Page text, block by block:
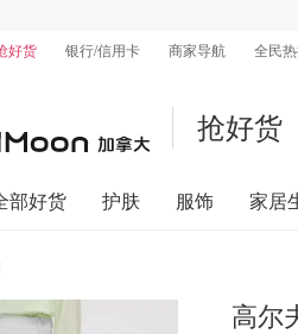
好货 银行/信用卡 商家导航 全民
抢好货
部好货 护肤 服饰 家居
高尔